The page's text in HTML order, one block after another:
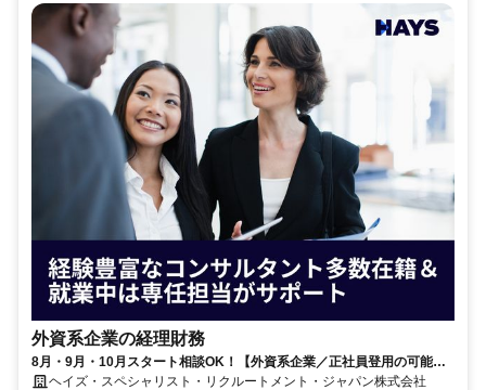
外資系企業の経理財務
8月・9月・10月スタート相談OK！【外資系企業／正社員登用の可能性
大／700万～800万／リモート勤務OK】経理財務
ヘイズ・スペシャリスト・リクルートメント・ジャパン株式会社